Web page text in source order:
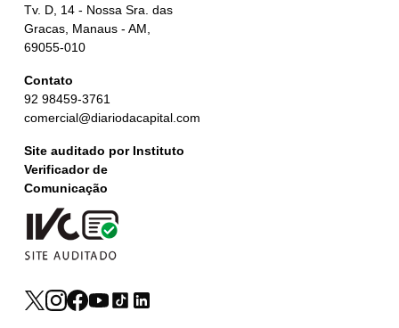
Tv. D, 14 - Nossa Sra. das
Gracas, Manaus - AM,
69055-010
Contato
92 98459-3761
comercial@diariodacapital.com
Site auditado por Instituto
Verificador de
Comunicação